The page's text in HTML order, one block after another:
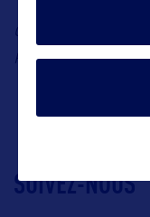
Contact : Visit
Fredericksburg,
SUIVEZ-NOUS